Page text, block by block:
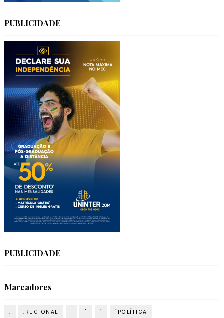
PUBLICIDADE
PUBLICIDADE
Marcadores
. .REGIONAL ' [ ´ ´POLÍTICA